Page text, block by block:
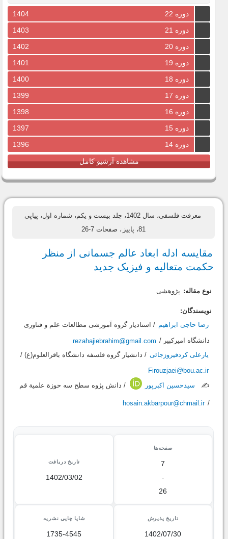
دوره 22
1404
دوره 21
1403
دوره 20
1402
دوره 19
1401
دوره 18
1400
دوره 17
1399
دوره 16
1398
دوره 15
1397
دوره 14
1396
مشاهده آرشیو کامل
معرفت فلسفی، سال 1402، جلد بیست و یکم، شماره اول، پیاپی
81، پاییز
، صفحات 7-26
مقایسه ادله ابعاد عالم جسمانی از منظر
حکمت متعالیه و فیزیک جدید
نوع مقاله: پژوهشی
نویسندگان:
رضا حاجی ابراهیم / استادیار گروه آموزشی مطالعات علم و فناوری
دانشگاه امیرکبیر / rezahajiebrahim@gmail.com
یارعلی کردفیروزجائی / دانشیار گروه فلسفه دانشگاه باقرالعلوم(ع) /
Firouzjaei@bou.ac.ir
✍️
سیدحسین اکبرپور / دانش پژوه سطح سه حوزة علمیة قم
/
hosain.akbarpour@chmail.ir
صفحه‌ها
7
-
26
تاریخ دریافت
1402/03/02
تاریخ پذیرش
1402/07/30
شاپا چاپی نشریه
1735-4545